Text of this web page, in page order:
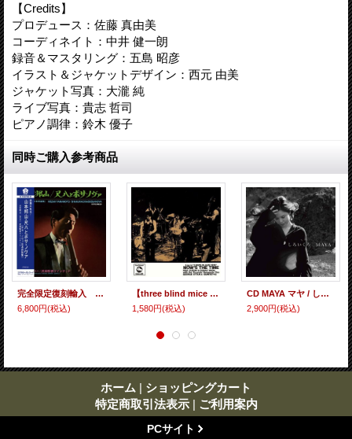
【Credits】
プロデュース：佐藤 真由美
コーディネイト：中井 健一朗
録音＆マスタリング：五島 昭彦
イラスト＆ジャケットデザイン：西元 由美
ジャケット写真：大瀧 純
ライブ写真：貴志 哲司
ピアノ調律：鈴木 優子
同時ご購入参考商品
完全限定復刻輸入 180g重量盤LP 山本 邦山 HOZAN YAMAMOTO / 尺八とボサ・ノヴァ [ボサ・ノヴァ日本民謡集] (LP重量盤)
6,800円(税込)
【three blind mice Supreme Collection 1500】CD 山本 剛 TSUYOSHI YAMAMOTO / NOW THE TIME ナウズ・ザ・タイム
1,580円(税込)
CD MAYA マヤ / しろいくろ
2,900円(税込)
ホーム | ショッピングカート
特定商取引法表示 | ご利用案内
PCサイト